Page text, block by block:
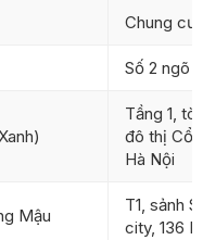
Chung cư
Số 2 ngõ
Tầng 1,
đô thị Cổ
Hà Nội
Mậu
T1, sảnh
city, 136